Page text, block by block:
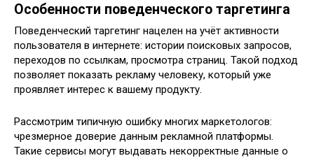
Особенности поведенческого таргетинга
Поведенческий таргетинг нацелен на учёт активности
пользователя в интернете: истории поисковых запросов,
переходов по ссылкам, просмотра страниц. Такой подход
позволяет показать рекламу человеку, который уже
проявляет интерес к вашему продукту.
Рассмотрим типичную ошибку многих маркетологов:
чрезмерное доверие данным рекламной платформы.
Такие сервисы могут выдавать некорректные данные о